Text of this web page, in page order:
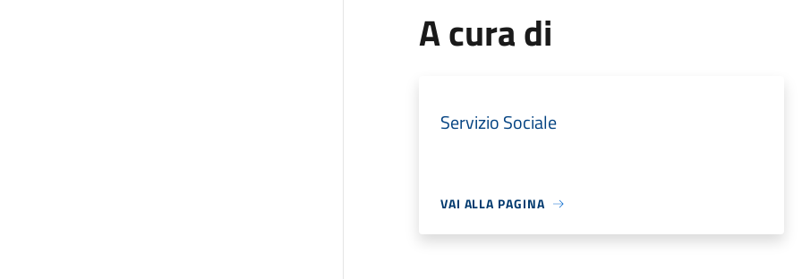
A cura di
Servizio Sociale
VAI ALLA PAGINA